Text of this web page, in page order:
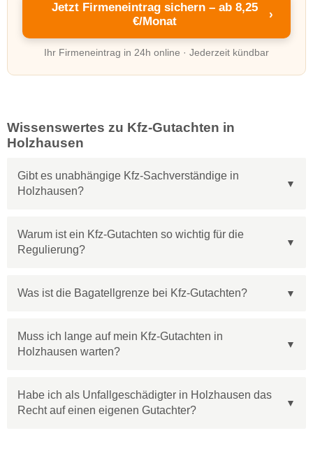
Jetzt Firmeneintrag sichern – ab 8,25
€/Monat
›
Ihr Firmeneintrag in 24h online · Jederzeit kündbar
Wissenswertes zu Kfz-Gutachten in
Holzhausen
Gibt es unabhängige Kfz-Sachverständige in
Holzhausen?
Warum ist ein Kfz-Gutachten so wichtig für die
Regulierung?
Was ist die Bagatellgrenze bei Kfz-Gutachten?
Muss ich lange auf mein Kfz-Gutachten in
Holzhausen warten?
Habe ich als Unfallgeschädigter in Holzhausen das
Recht auf einen eigenen Gutachter?